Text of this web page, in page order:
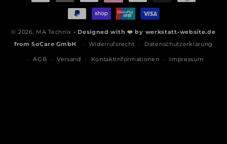
© 2026, MA Technix - Designed with ❤️ by werkstatt-website.de
fromSoCare GmbH Widerrufsrecht Datenschutzerklärung
AGB Versand Kontaktinformationen Impressum